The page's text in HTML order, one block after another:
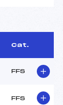
Cat.
FFS
FFS